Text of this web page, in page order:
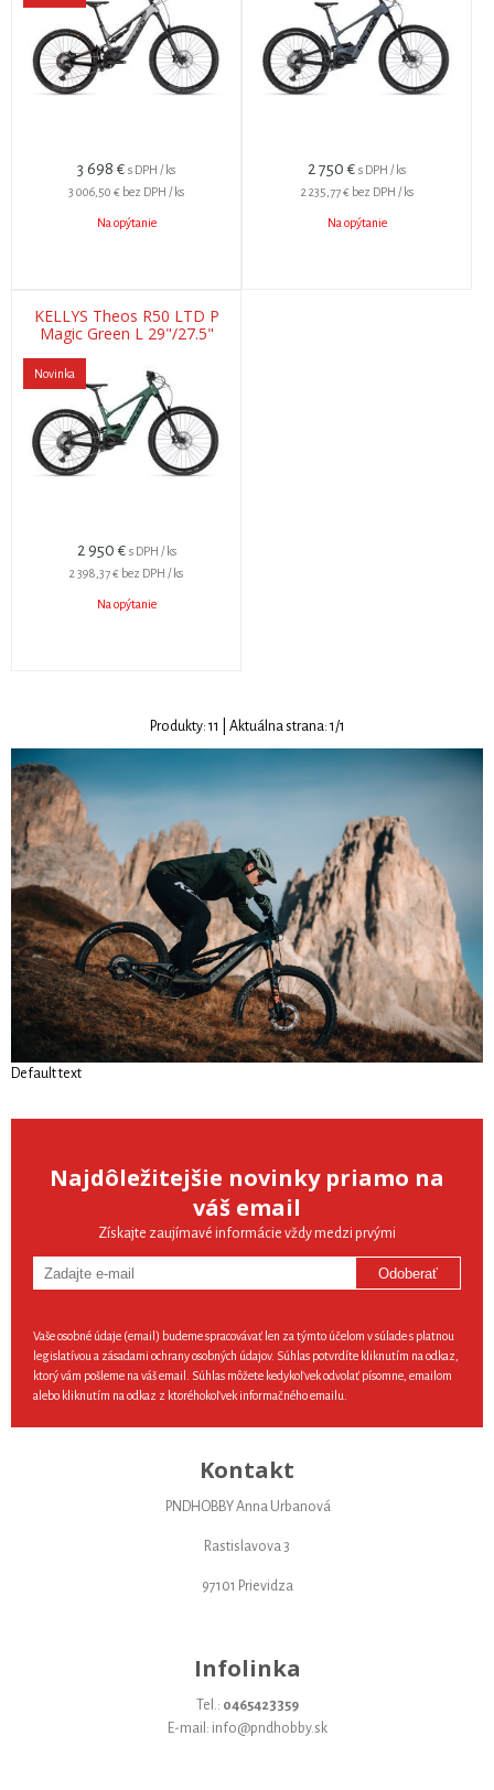
3 698 € s DPH / ks
3 006,50 € bez DPH / ks
Na opýtanie
2 750 € s DPH / ks
2 235,77 € bez DPH / ks
Na opýtanie
KELLYS Theos R50 LTD P
Magic Green L 29"/27.5"
Novinka
2 950 € s DPH / ks
2 398,37 € bez DPH / ks
Na opýtanie
Produkty: 11 | Aktuálna strana: 1/1
Default text
Najdôležitejšie novinky priamo na
váš email
Získajte zaujímavé informácie vždy medzi prvými
Odoberať
Vaše osobné údaje (email) budeme spracovávať len za týmto účelom v súlade s platnou
legislatívou a zásadami ochrany osobných údajov. Súhlas potvrdíte kliknutím na odkaz,
ktorý vám pošleme na váš email. Súhlas môžete kedykoľvek odvolať písomne, emailom
alebo kliknutím na odkaz z ktoréhokoľvek informačného emailu.
Kontakt
PNDHOBBY Anna Urbanová
Rastislavova 3
97101 Prievidza
Infolinka
Tel.: 0465423359
E-mail: info@pndhobby.sk